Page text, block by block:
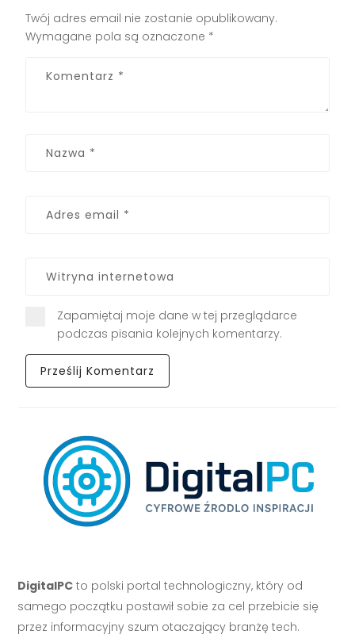
Twój adres email nie zostanie opublikowany.
Wymagane pola są oznaczone *
Zapamiętaj moje dane w tej przeglądarce
podczas pisania kolejnych komentarzy.
DigitalPC to polski portal technologiczny, który od
samego początku postawił sobie za cel przebicie się
przez informacyjny szum otaczający branżę tech.